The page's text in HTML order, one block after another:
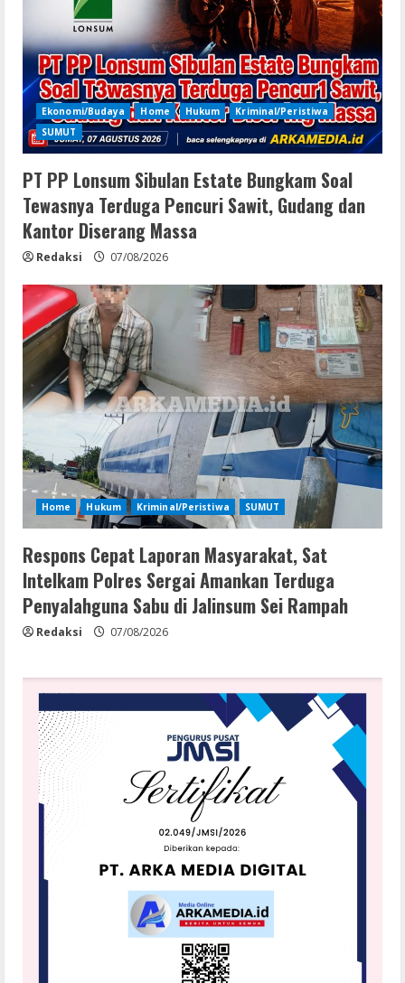
Ekonomi/Budaya Home Hukum
Kriminal/Peristiwa
SUMUT
PT PP Lonsum Sibulan Estate Bungkam Soal
Tewasnya Terduga Pencuri Sawit, Gudang dan
Kantor Diserang Massa
Redaksi 07/08/2026
Home Hukum Kriminal/Peristiwa SUMUT
Respons Cepat Laporan Masyarakat, Sat
Intelkam Polres Sergai Amankan Terduga
Penyalahguna Sabu di Jalinsum Sei Rampah
Redaksi 07/08/2026